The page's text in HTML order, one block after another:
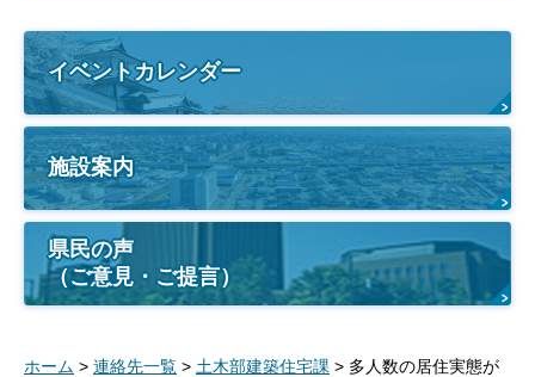
イベントカレンダー
施設案内
県民の声
（ご意見・ご提言）
ホーム > 連絡先一覧 > 土木部建築住宅課 > 多人数の居住実態が